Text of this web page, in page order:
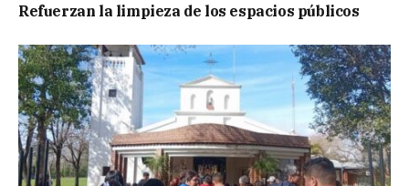
Refuerzan la limpieza de los espacios públicos